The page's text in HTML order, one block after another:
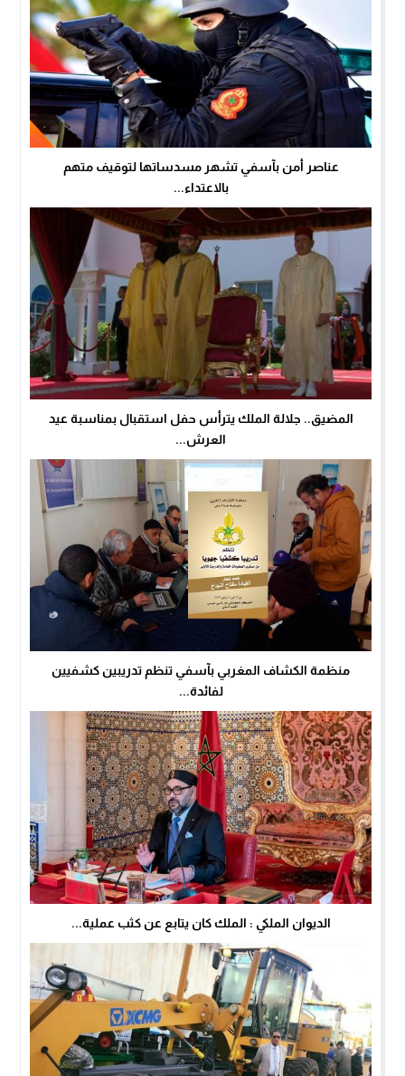
عناصر أمن بآسفي تشهر مسدساتها لتوقيف متهم
بالاعتداء...
المضيق.. جلالة الملك يترأس حفل استقبال بمناسبة عيد
العرش...
منظمة الكشاف المغربي بآسفي تنظم تدريبين كشفيين
لفائدة...
الديوان الملكي : الملك كان يتابع عن كثب عملية...